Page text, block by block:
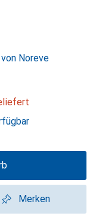
Noreve
Merken